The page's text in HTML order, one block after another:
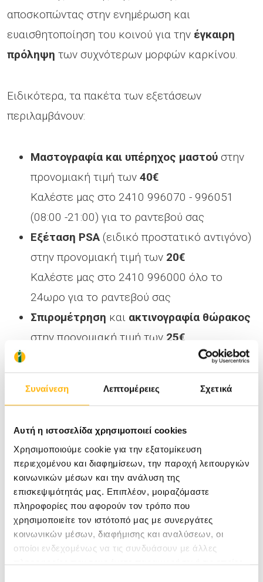
Συναίνεση Λεπτομέρειες Σχετικά
Αυτή η ιστοσελίδα χρησιμοποιεί cookies
Χρησιμοποιούμε cookie για την εξατομίκευση
περιεχομένου και διαφημίσεων, την παροχή λειτουργιών
κοινωνικών μέσων και την ανάλυση της
επισκεψιμότητάς μας. Επιπλέον, μοιραζόμαστε
πληροφορίες που αφορούν τον τρόπο που
χρησιμοποιείτε τον ιστότοπό μας με συνεργάτες
κοινωνικών μέσων, διαφήμισης και αναλύσεων, οι
οποίοι ενδεχομένως να τις συνδυάσουν με άλλες
πληροφορίες που τους έχετε παραχωρήσει ή τις οποίες
αποσκοπώντας στην ενημέρωση και
ευαισθητοποίηση του κοινού για την έγκαιρη
πρόληψη των συχνότερων μορφών καρκίνου.
Ειδικότερα, τα πακέτα των εξετάσεων
περιλαμβάνουν:
Μαστογραφία και υπέρηχος μαστού στην
προνομιακή τιμή των 40€
Καλέστε μας στο 2410 996070 - 996051
(08:00 -21:00) για το ραντεβού σας
Εξέταση PSA (ειδικό προστατικό αντιγόνο)
στην προνομιακή τιμή των 20€
Καλέστε μας στο 2410 996000 όλο το
24ωρο για το ραντεβού σας
Σπιρομέτρηση και ακτινογραφία θώρακος
στην προνομιακή τιμή των 25€
Καλέστε μας στο 2410 996000 όλο το
24ωρο για το ραντεβού σας
Όλες οι παραπάνω εξετάσεις συνοδεύονται από
δωρεάν κλινική εξέτασηκαι θα
πραγματοποιούνται το διάστημααπό 5 έως 28
Φεβρουαρίου 2021.
Η Παγκόσμια Ημέρα Κατά του Καρκίνου
καθιερώθηκε με πρωτοβουλία της Διεθνούς
Ένωσης κατά του Καρκίνου(
https://www.uicc.org/) που εκπροσωπεί 800